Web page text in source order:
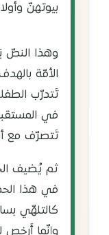
بيوتهنّ
وهذا
الأمّة
تَتدرّب
في
تَتصرّف مع
ثم يُضيف
في هذا
كالتلهّي
وإنّما أَرخص